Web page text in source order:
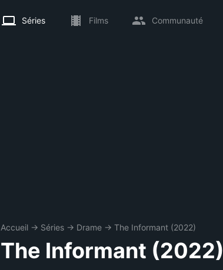
Séries Films Communauté
Accueil → Séries → Drame → The Informant (2022)
The Informant (2022)